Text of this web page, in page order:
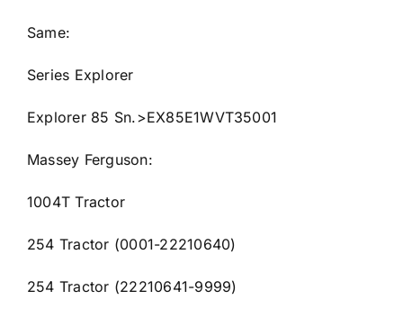
Same:
Series Explorer
Explorer 85 Sn.>EX85E1WVT35001
Massey Ferguson:
1004T Tractor
254 Tractor (0001-22210640)
254 Tractor (22210641-9999)